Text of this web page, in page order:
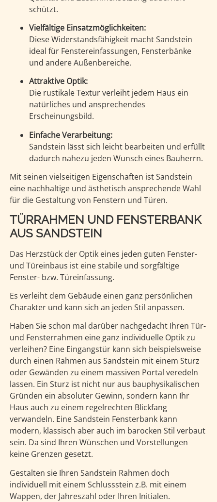
schützt.
Vielfältige Einsatzmöglichkeiten:
Diese Widerstandsfähigkeit macht Sandstein
ideal für Fenstereinfassungen, Fensterbänke
und andere Außenbereiche.
Attraktive Optik:
Die rustikale Textur verleiht jedem Haus ein
natürliches und ansprechendes
Erscheinungsbild.
Einfache Verarbeitung:
Sandstein lässt sich leicht bearbeiten und erfüllt
dadurch nahezu jeden Wunsch eines Bauherrn.
Mit seinen vielseitigen Eigenschaften ist Sandstein
eine nachhaltige und ästhetisch ansprechende Wahl
für die Gestaltung von Fenstern und Türen.
TÜRRAHMEN UND FENSTERBANK
AUS SANDSTEIN
Das Herzstück der Optik eines jeden guten Fenster-
und Türeinbaus ist eine stabile und sorgfältige
Fenster- bzw. Türeinfassung.
Es verleiht dem Gebäude einen ganz persönlichen
Charakter und kann sich an jeden Stil anpassen.
Haben Sie schon mal darüber nachgedacht Ihren Tür-
und Fensterrahmen eine ganz individuelle Optik zu
verleihen? Eine Eingangstür kann sich beispielsweise
durch einen Rahmen aus Sandstein mit einem Sturz
oder Gewänden zu einem massiven Portal veredeln
lassen. Ein Sturz ist nicht nur aus bauphysikalischen
Gründen ein absoluter Gewinn, sondern kann Ihr
Haus auch zu einem regelrechten Blickfang
verwandeln. Eine Sandstein Fensterbank kann
modern, klassisch aber auch im barocken Stil verbaut
sein. Da sind Ihren Wünschen und Vorstellungen
keine Grenzen gesetzt.
Gestalten sie Ihren Sandstein Rahmen doch
individuell mit einem Schlussstein z.B. mit einem
Wappen, der Jahreszahl oder Ihren Initialen.